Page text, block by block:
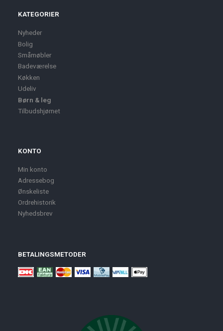
KATEGORIER
Nyheder
Bolig
Småmøbler
Badeværelse
Køkken
Udeliv
Børn & leg
Tilbudshjørnet
KONTO
Min konto
Adressebog
Ønskeliste
Ordrehistorik
Nyhedsbrev
BETALINGSMETODER